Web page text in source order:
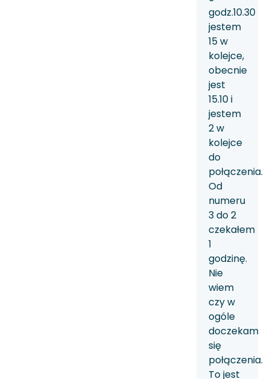
godz.10.30
jestem
15 w
kolejce,
obecnie
jest
15.10 i
jestem
2 w
kolejce
do
połączenia.
Od
numeru
3 do 2
czekałem
1
godzinę.
Nie
wiem
czy w
ogóle
doczekam
się
połączenia.
To jest